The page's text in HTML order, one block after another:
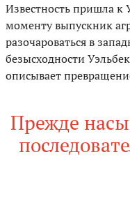
Известность пришла к
моменту выпускник
разочароваться в
безысходности
описывает
Прежде